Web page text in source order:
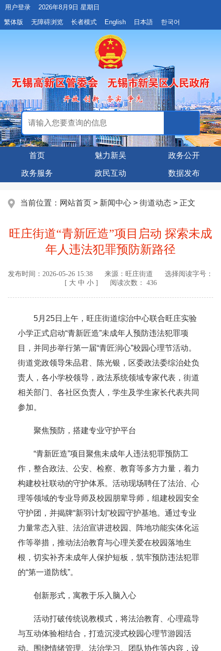
用户登录
2026年8月9日 星期日
繁体版
无障碍浏览 长者模式 English 日本語 한국어
首页 魅力新吴 政务公开
政务服务 政民互动 数据发布
当前位置： 网站首页 > 新闻中心 > 街道动态 > 正文
旺庄街道“青新匠造”项目启动 探索未成
年人违法犯罪预防新路径
发布时间： 2026-05-26 15:38 来源： 旺庄街道
选择阅读字号：
[ 大 中 小] 阅读次数： 436
5月25日上午，旺庄街道综治中心联合旺庄实验
小学正式启动“青新匠造”未成年人预防违法犯罪项
目，并同步举行第一届“青匠润心”校园心理节活动。
街道党政领导朱品君、陈光银，区委政法委综治处负
责人，各小学校领导，政法系统领域专家代表，街道
相关部门、各社区负责人，学生及学生家长代表共同
参加。
聚焦预防，搭建专业守护平台
“青新匠造”项目聚焦未成年人违法犯罪预防工
作，整合政法、公安、检察、教育等多方力量，着力
构建校社联动的守护体系。活动现场聘任了法治、心
理等领域的专业导师及校园朋辈导师，组建校园安全
守护团，并揭牌“新羽计划”校园守护基地。通过专业
力量常态入驻、法治宣讲进校园、阵地功能实体化运
作等举措，推动法治教育与心理关爱在校园落地生
根，切实补齐未成年人保护短板，筑牢预防违法犯罪
的“第一道防线”。
创新形式，寓教于乐入脑入心
活动打破传统说教模式，将法治教育、心理疏导
与互动体验相结合，打造沉浸式校园心理节游园活
动。围绕情绪管理、法治学习、团队协作等内容，设